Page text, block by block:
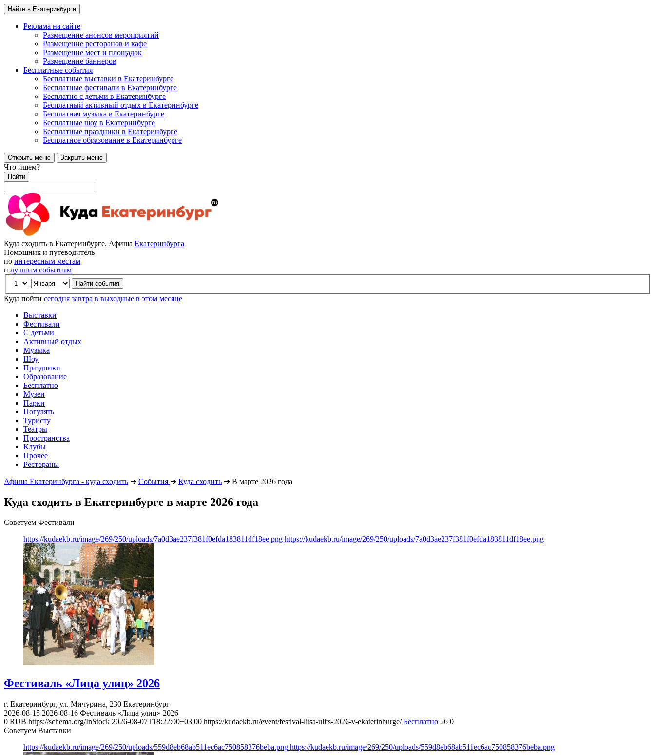
Найти в Екатеринбурге
Реклама на сайте
Размещение анонсов мероприятий
Размещение ресторанов и кафе
Размещение мест и площадок
Размещение баннеров
Бесплатные события
Бесплатные выставки в Екатеринбурге
Бесплатные фестивали в Екатеринбурге
Бесплатно с детьми в Екатеринбурге
Бесплатный активный отдых в Екатеринбурге
Бесплатная музыка в Екатеринбурге
Бесплатные шоу в Екатеринбурге
Бесплатные праздники в Екатеринбурге
Бесплатное образование в Екатеринбурге
Открыть меню Закрыть меню
Что ищем?
Найти
Куда сходить в Екатеринбурге. Афиша Екатеринбурга
Помощник и путеводитель
по интересным местам
и лучшим событиям
Куда пойти сегодня завтра в выходные в этом месяце
Выставки
Фестивали
С детьми
Активный отдых
Музыка
Шоу
Праздники
Образование
Бесплатно
Музеи
Парки
Погулять
Туристу
Театры
Пространства
Клубы
Прочее
Рестораны
Афиша Екатеринбурга - куда сходить ➔ События ➔ Куда сходить ➔ В марте 2026 года
Куда сходить в Екатеринбурге в марте 2026 года
Советуем Фестивали
https://kudaekb.ru/image/269/250/uploads/7a0d3ae237f381f0efda183811df18ee.png https://kudaekb.ru/image/269/250/uploads/7a0d3ae237f381f0efda183811df18ee.png
Фестиваль «Лица улиц» 2026
г. Екатеринбург, ул. Мичурина, 230 Екатеринбург
2026-08-15 2026-08-16 Фестиваль «Лица улиц» 2026
0 RUB https://schema.org/InStock 2026-08-07T18:22:00+03:00 https://kudaekb.ru/event/festival-litsa-ulits-2026-v-ekaterinburge/ Бесплатно 26 0
Советуем Выставки
https://kudaekb.ru/image/269/250/uploads/559d8eb68ab511ec6ac750858376beba.png https://kudaekb.ru/image/269/250/uploads/559d8eb68ab511ec6ac750858376beba.png